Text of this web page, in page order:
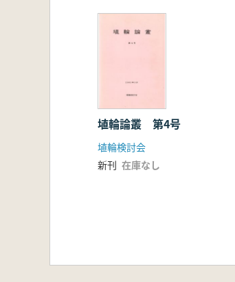
埴輪論叢 第4号
埴輪検討会
新刊 在庫なし